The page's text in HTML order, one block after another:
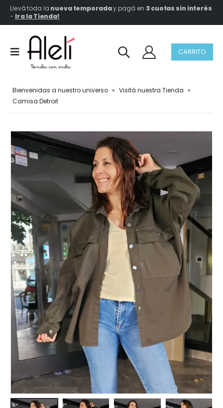
Llevá toda la nueva temporaday pagá en 3 cuotas sin interés
- Ir a la Tienda!
CARRITO
Bienvenidas a nuestro universo » Visitá nuestra Tienda »
Camisa Detroit